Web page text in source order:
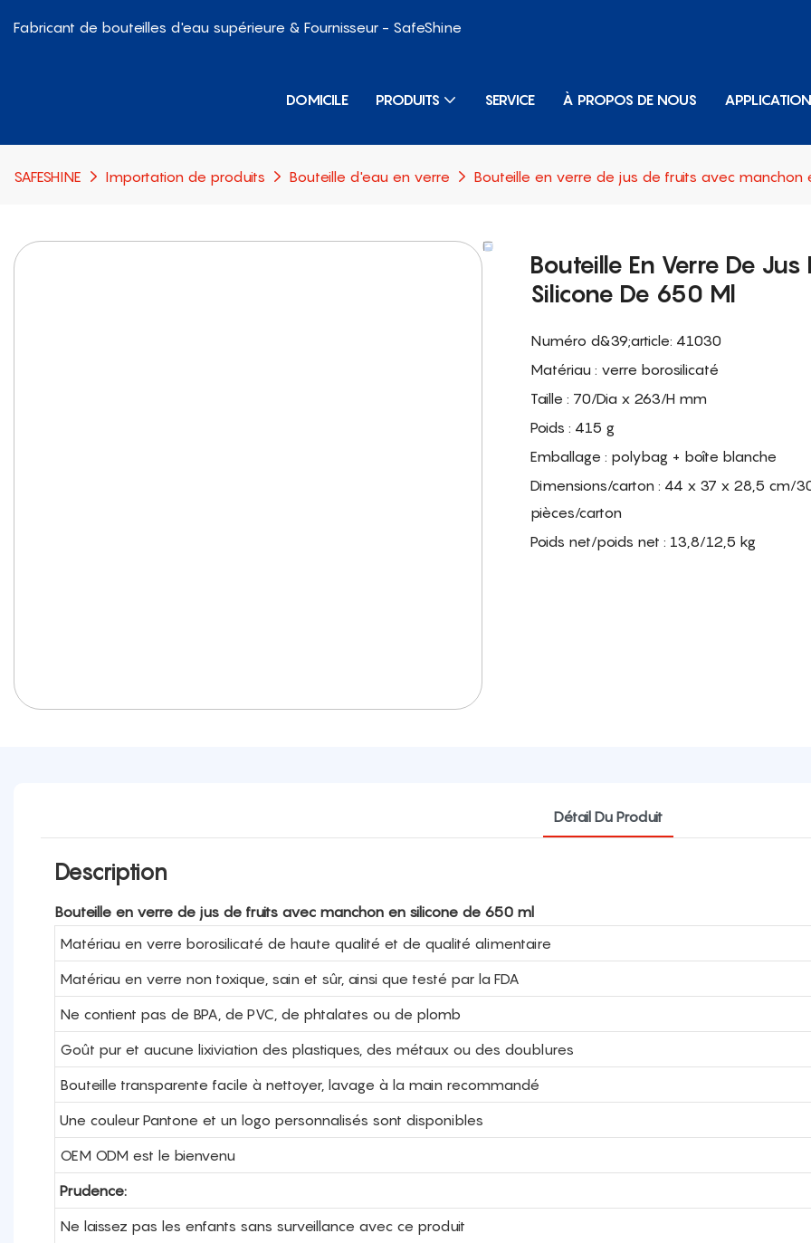
Fabricant de bouteilles d'eau supérieure & Fournisseur - SafeShine
DOMICILE PRODUITS SERVICE À PROPOS DE NOUS
SAFESHINE Importation de produits Bouteille d'eau en verre Bouteille en verre de jus de fruits avec manchon
Bouteille En Verre De
Silicone De 650 Ml
Numéro d&39;article: 41030
Matériau : verre borosilicaté
Taille : 70/Dia x 263/H mm
Poids : 415 g
Emballage : polybag + boîte blanche
Dimensions/carton : 44 x 37 x 28,5 cm/
pièces/carton
Poids net/poids net : 13,8/12,5 kg
Détail Du Produit
Description
Bouteille en verre de jus de fruits avec manchon en silicone de 650 ml
Matériau en verre borosilicaté de haute qualité et de qualité alimentaire
Matériau en verre non toxique, sain et sûr, ainsi que testé par la FDA
Ne contient pas de BPA, de PVC, de phtalates ou de plomb
Goût pur et aucune lixiviation des plastiques, des métaux ou des doublures
Bouteille transparente facile à nettoyer, lavage à la main recommandé
Une couleur Pantone et un logo personnalisés sont disponibles
OEM ODM est le bienvenu
Prudence:
Ne laissez pas les enfants sans surveillance avec ce produit